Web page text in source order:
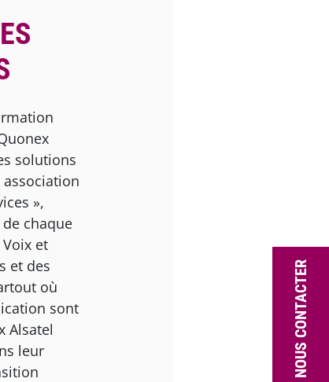
NOUS CONTACTER
solutions
»,
chaque
et
et des
où
sont
Alsatel
leur